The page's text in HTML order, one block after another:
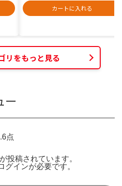
カートに入れる
リをもっと見る
ー
点
投稿されています。
グインが必要です。